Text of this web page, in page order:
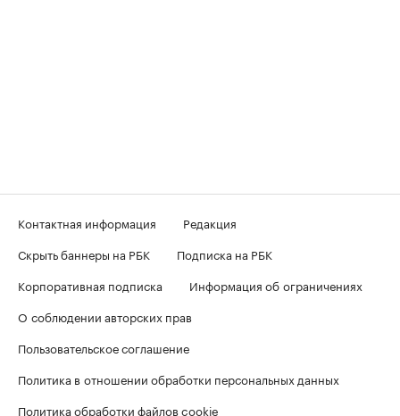
Контактная информация
Редакция
Скрыть баннеры на РБК
Подписка на РБК
Корпоративная подписка
Информация об ограничениях
О соблюдении авторских прав
Пользовательское соглашение
Политика в отношении обработки персональных данных
Политика обработки файлов cookie